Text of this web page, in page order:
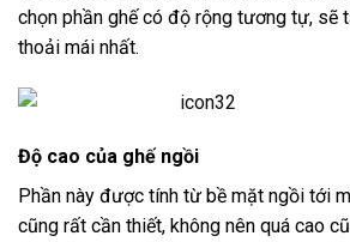
chọn phần ghế có độ rộng tương tự, sẽ
thoải mái nhất.
Độ cao của ghế ngồi
Phần này được tính từ bề mặt ngồi tới
cũng rất cần thiết, không nên quá cao